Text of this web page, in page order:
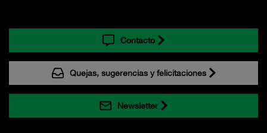
Contacto
Quejas, sugerencias y felicitaciones
Newsletter